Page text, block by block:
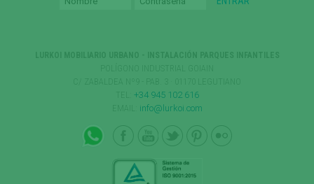
+34 945 102 616
info@lurkoi.com